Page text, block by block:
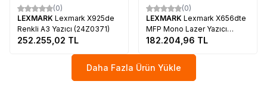
(0)
LEXMARK Lexmark X925de
Renkli A3 Yazıcı (24Z0371)
252.255,02 TL
(0)
LEXMARK Lexmark X656dte
MFP Mono Lazer Yazıcı
(16M1662)
182.204,96 TL
Daha Fazla Ürün Yükle